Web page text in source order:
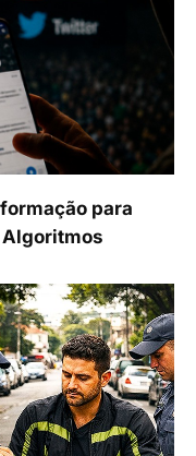
para
Algoritmos